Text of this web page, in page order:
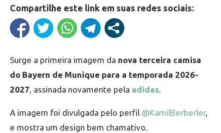
Compartilhe este link em suas redes sociais:
Surge a primeira imagem da nova terceira camisa
do Bayern de Munique para a temporada 2026-
2027, assinada novamente pela adidas.
A imagem foi divulgada pelo perfil @KamilBerberler,
e mostra um design bem chamativo.